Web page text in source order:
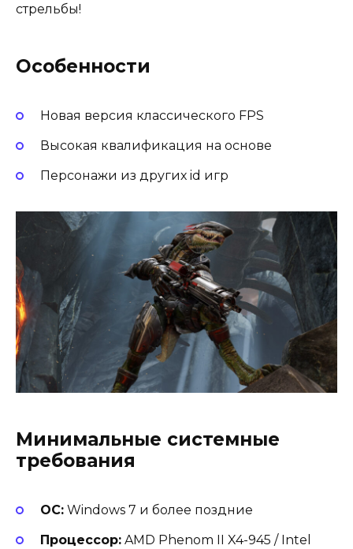
стрельбы!
Особенности
Новая версия классического FPS
Высокая квалификация на основе
Персонажи из других id игр
Минимальные системные
требования
ОС:Windows 7 и более поздние
Процессор:AMD Phenom II X4-945 / Intel